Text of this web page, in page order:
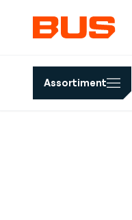
Assortiment